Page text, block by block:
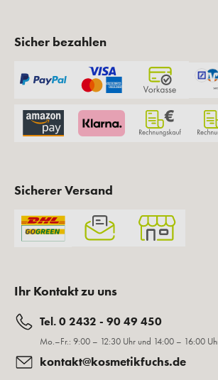
Sicher bezahlen
Sicherer Versand
Ihr Kontakt zu uns
Tel. 0 2432 - 90 49 450
Mo.–Fr.: 9:00 – 12:30 Uhr und 14:00 – 16:00
kontakt@kosmetikfuchs.de